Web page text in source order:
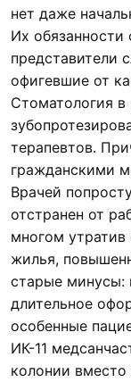
нет даже
Их
представители
офигевшие от
Стоматология в
терапевтов.
гражданскими
Врачей
отстранен от
многом
жилья,
старые
длительное
особенные
ИК-11
колонии